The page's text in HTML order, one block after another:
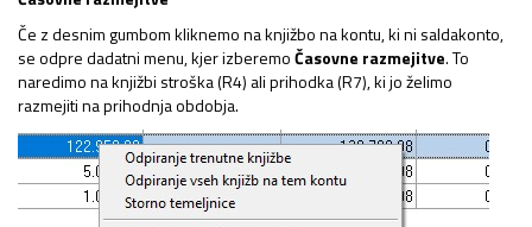
Če z desnim gumbom kliknemo na knjižbo na kontu, ki ni saldakonto,
se odpre dadatni menu, kjer izberemoČasovne razmejitve. To
naredimo na knjižbi stroška (R4) ali prihodka (R7), ki jo želimo
razmejiti na prihodnja obdobja.